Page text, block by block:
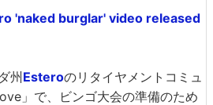
'naked burglar' video released
州 Esteroのリタイヤメントコミュ
」で、ビンゴ大会の準備のため